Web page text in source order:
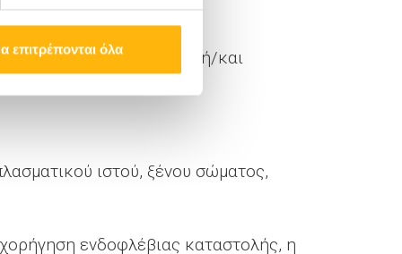
επιτρέπονται όλαμεσοθωρακίου ή/και
ιστού, ξένου σώματος,
ενδοφλέβιας καταστολής, η